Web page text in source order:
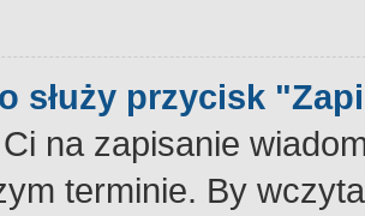
służy przycisk
na zapisanie
terminie. By